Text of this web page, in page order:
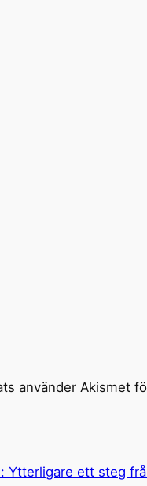
använder Akismet
Ytterligare ett steg